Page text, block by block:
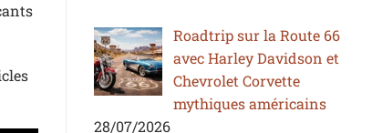
Roadtrip sur la Route 66
avec Harley Davidson et
Chevrolet Corvette
mythiques américains
28/07/2026